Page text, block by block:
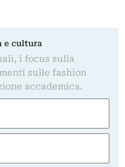
e cultura
i focus sulla
sulle fashion
accademica.